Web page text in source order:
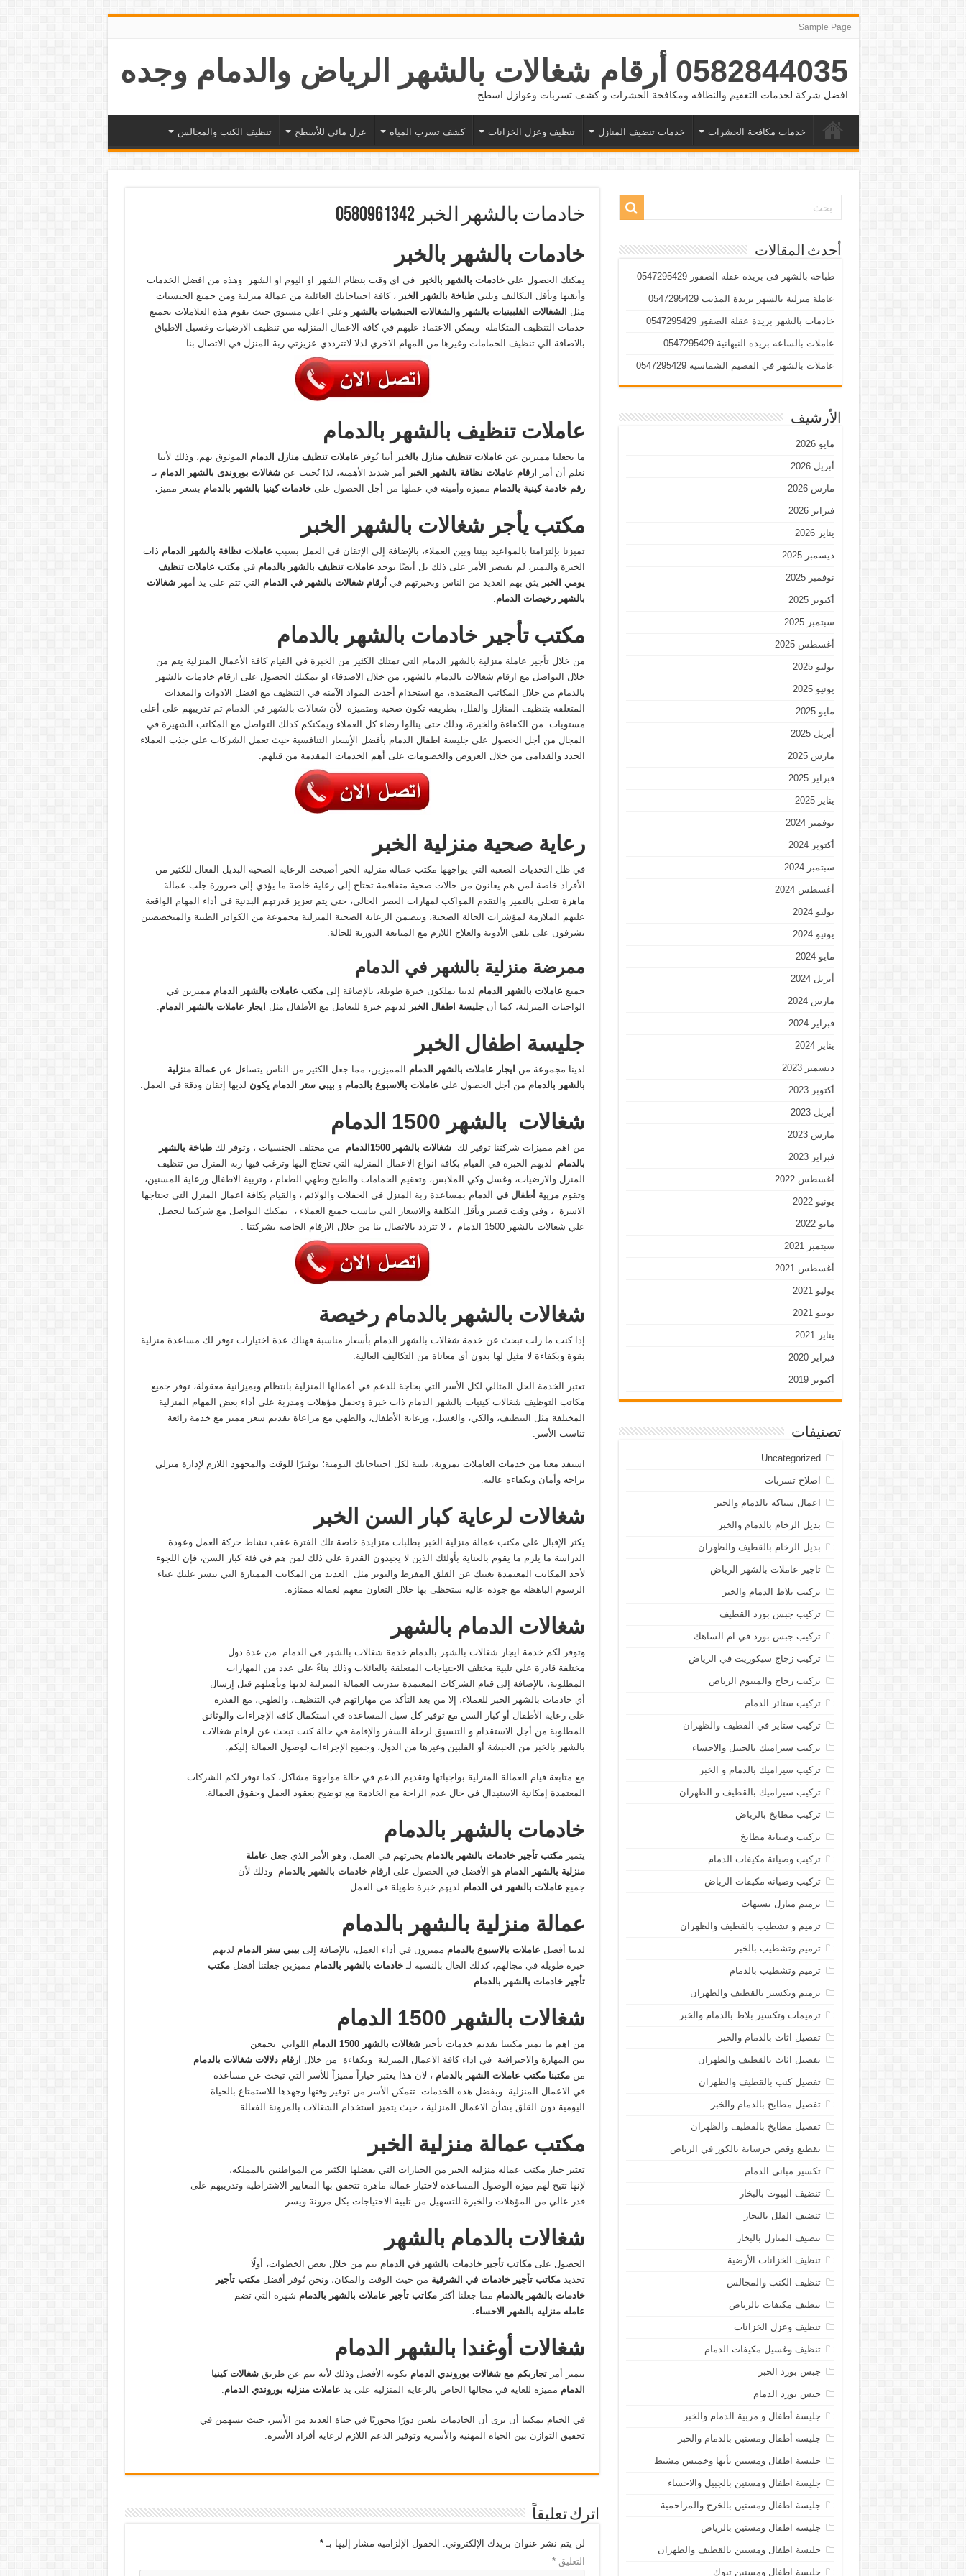
Sample Page
0582844035 أرقام شغالات بالشهر الرياض والدمام وجده
افضل شركة لخدمات التعقيم والنظافه ومكافحة الحشرات و كشف تسربات وعوازل اسطح
خدمات مكافحة الحشرات خدمات تنضيف المنازل تنظيف وعزل الخزانات كشف تسرب المياه عزل مائي للأسطح تنظيف الكنب والمجالس
خادمات بالشهر الخبر 0580961342
خادمات بالشهر بالخبر
يمكنك الحصول عليخادمات بالشهر بالخبر
في اي وقت بنظام الشهر او اليوم او الشهر وهذه من افضل الخدمات
وأتقنها وبأقل التكاليف وتلبيطباخة بالشهر الخبر ، كافة احتياجاتك العائلية من عمالة منزلية ومن جميع الجنسيات
مثل الشغالات الفلبينيات بالشهر والشغالات الحبشيات بالشهروعلي اعلي مستوي حيث تقوم هذه العلاملات بجميع
خدمات التنظيف المتكاملة ويمكن الاعتماد عليهم في كافة الاعمال المنزلية من تنظيف الارضيات وغسيل الاطباق
بالاضافة الي تنظيف الحمامات وغيرها من المهام الاخري لذلا لاتترددي عزيزتي ربة المنزل في الاتصال بنا .
عاملات تنظيف بالشهر بالدمام
ما يجعلنا مميزين عن عاملات تنظيف منازل بالخبر أننا نُوفر عاملات تنظيف منازل الدمام الموثوق بهم، وذلك لأننا
نعلم أن أمر
ارقام عاملات نظافة بالشهر الخبر أمر شديد الأهمية، لذا نُجيب عنشغالات بوروندى بالشهر الدمام بـ
رقم خادمة كينية بالدمام مميزة وأمينة في عملها من أجل الحصول علىخادمات كينيا بالشهر بالدمام بسعر مميز .
مكتب يأجر شغالات بالشهر الخبر
تميزنا بإلتزامنا بالمواعيد بيننا وبين العملاء، بالإضافة إلى الإتقان في العمل بسبب عاملات نظافة بالشهر الدمام ذات
الخبرة والتميز، لم يقتصر الأمر على ذلك بل أيضًا يوجد عاملات تنظيف بالشهر بالدمامفي مكتب عاملات تنظيف
يومي الخبر يثق بهم العديد من الناس وبخبرتهم في أرقام شغالات بالشهر في الدمام التي تتم على يد أمهر شغالات
بالشهر رخيصات الدمام.
مكتب تأجير خادمات بالشهر بالدمام
من خلال تأجير عاملة منزلية بالشهر الدمام التي تمتلك الكثير من الخبرة في القيام كافة الأعمال المنزلية يتم من
خلال التواصل مع ارقام شغالات بالدمام بالشهر، من خلال الاصدقاء او يمكنك الحصول على ارقام خادمات بالشهر
بالدمام من خلال المكاتب المعتمدة، مع استخدام أحدث المواد الآمنة في التنظيف مع افضل الادوات والمعدات
المتعلقة بتنظيف المنازل والفلل، بطريقة تكون صحية ومتميزة لأن شغالات بالشهر في الدمام تم تدريبهم على أعلى
مستويات من الكفاءة والخبرة، وذلك حتى ينالوا رضاء كل العملاء ويمكنكم كذلك التواصل مع المكاتب الشهيرة في
المجال من أجل الحصول على جليسة اطفال الدمام بأفضل الأٍسعار التنافسية حيث تعمل الشركات على جذب العملاء
الجدد والقدامى من خلال العروض والخصومات على أهم الخدمات المقدمة من قبلهم.
رعاية صحية منزلية الخبر
في ظل التحديات الصعبة التي يواجهها مكتب عمالة منزلية الخبر أصبحت الرعاية الصحية البديل الفعال للكثير من
الأفراد خاصة لمن هم يعانون من حالات صحية متفاقمة تحتاج إلى رعاية خاصة ما يؤدي إلى ضرورة جلب عمالة
ماهرة تتحلى بالتميز والتقدم المواكب لمهارات العصر الحالي، حتى يتم تعزيز قدرتهم البدنية في أداء المهام الواقعة
عليهم الملازمة لمؤشرات الحالة الصحية، وتتضمن الرعاية الصحية المنزلية مجموعة من الكوادر الطبية والمتخصصين
يشرفون على تلقي الأدوية والعلاج اللازم مع المتابعة الدورية للحالة.
ممرضة منزلية بالشهر في الدمام
جميع عاملات بالشهر الدمام لدينا يملكون خبرة طويلة، بالإضافة إلىمكتب عاملات بالشهر الدمام مميزين في
الواجبات المنزلية، كما أنجليسة اطفال الخبر لديهم خبرة للتعامل مع الأطفال مثل ايجار عاملات بالشهر الدمام.
جليسة اطفال الخبر
لدينا مجموعة من ايجار عاملات بالشهر الدمام المميزين، مما جعل الكثير من الناس يتساءل عن عمالة منزلية
بالشهر بالدمام من أجل الحصول على عاملات بالاسبوع بالدمام و بيبي ستر الدمام يكون لديها إتقان ودقة في العمل.
شغالات بالشهر 1500 الدمام
من اهم مميزات شركتنا توفير لكشغالات بالشهر 1500الدمام من مختلف الجنسيات ، وتوفر لكطباخة بالشهر
بالدمام لديهم الخبرة في القيام بكافة انواع الاعمال المنزلية التي تحتاج اليها وترغب فيها ربة المنزل من تنظيف
المنزل والارضيات، وغسل وكي الملابس، وتعقيم الحمامات والطبخ وطهي الطعام ، وتربية الاطفال ورعاية المسنين،
وتقوممربية أطفال في الدمام بمساعدة ربة المنزل في الحفلات والولائم ، والقيام بكافة اعمال المنزل التي تحتاجها
الاسرة ، وفي وقت قصير وبأقل التكلفة والاسعار التي تناسب جميع العملاء ، يمكنك التواصل مع شركتنا لتحصل
علي شغالات بالشهر 1500 الدمام ، لا تتردد بالاتصال بنا من خلال الارقام الخاصة بشركتنا .
شغالات بالشهر بالدمام رخيصة
إذا كنت ما زلت تبحث عن خدمة شغالات بالشهر الدمام بأسعار مناسبة فهناك عدة اختيارات توفر لك مساعدة منزلية
بقوة وبكفاءة لا مثيل لها بدون أي معاناة من التكاليف العالية.
تعتبر الخدمة الحل المثالي لكل الأسر التي بحاجة للدعم في أعمالها المنزلية بانتظام وبميزانية معقولة، توفر جميع
مكاتب التوظيف شغالات كينيات بالشهر الدمام ذات خبرة وتحمل مؤهلات ومدربة على أداء بعض المهام المنزلية
المختلفة مثل التنظيف، والكي، والغسل، ورعاية الأطفال، والطهي مع مراعاة تقديم سعر مميز مع خدمة رائعة
تناسب الأسر.
استفد معنا من خدمات العاملات بمرونة، تلبية لكل احتياجاتك اليومية؛ توفيرًا للوقت والمجهود اللازم لإدارة منزلي
براحة وأمان وبكفاءة عالية.
شغالات لرعاية كبار السن الخبر
يكثر الإقبال على مكتب عمالة منزلية الخبر بطلبات متزايدة خاصة تلك الفترة عقب نشاط حركة العمل وعودة
الدراسة ما يلزم ما يقوم بالعناية بأولئك الذين لا يجيدون القدرة على ذلك لمن هم في فئة كبار السن، فإن اللجوء
لأحد المكاتب المعتمدة يغنيك عن القلق المفرط والتوتر مثل العديد من المكاتب الممتازة التي تيسر عليك عناء
الرسوم الباهظة مع جودة عالية ستحظى بها خلال التعاون معهم لعمالة ممتازة.
شغالات الدمام بالشهر
وتوفر لكم خدمة ايجار شغالات بالشهر بالدمام خدمة شغالات بالشهر فى الدمام من عدة دول
مختلفة قادرة على تلبية مختلف الاحتياجات المتعلقة بالعائلات وذلك بناءً على عدد من المهارات
المطلوبة، بالإضافة إلى قيام الشركات المعتمدة بتدريب العمالة المنزلية لديها وتأهيلهم قبل إرسال
أي خادمات بالشهر الخبر للعملاء، إلا من بعد التأكد من مهاراتهم في التنظيف، والطهي، مع القدرة
على رعاية الأطفال أو كبار السن مع توفير كل سبل المساعدة في استكمال كافة الإجراءات والوثائق
المطلوبة من أجل الاستقدام و التنسيق لرحلة السفر والإقامة في حالة كنت تبحث عن ارقام شغالات
بالشهر بالخبر من الحبشة أو الفلبين وغيرها من الدول، وجميع الإجراءات لوصول العمالة إليكم.
مع متابعة قيام العمالة المنزلية بواجباتها وتقديم الدعم في حالة مواجهة مشاكل، كما توفر لكم الشركات
المعتمدة إمكانية الاستبدال في حال عدم الراحة مع الخادمة مع توضيح بعقود العمل وحقوق العمالة.
خادمات بالشهر بالدمام
يتميزمكتب تأجير خادمات بالشهر بالدمام بخبرتهم في العمل، وهو الأمر الذي جعل عاملة
منزلية بالشهر الدمام هو الأفضل في الحصول على ارقام خادمات بالشهر بالدمام
وذلك لأن
جميع عاملات بالشهر في الدمام لديهم خبرة طويلة في العمل.
عمالة منزلية بالشهر بالدمام
لدينا أفضل عاملات بالاسبوع بالدمام مميزون في أداء العمل، بالإضافة إلى بيبي ستر الدمام لديهم
خبرة طويلة في مجالهم، كذلك الحال بالنسبة لـخادمات بالشهر بالدمام مميزين جعلتنا أفضل مكتب
تأجير خادمات بالشهر بالدمام.
شغالات بالشهر 1500 الدمام
من اهم ما يميز مكتبنا تقديم خدمات تأجيرشغالات بالشهر 1500 الدمام اللواتي يجمعن
بين المهارة والاحترافية في اداء كافة الاعمال المنزلية وبكفاءة من خلال ارقام دلالات شغالات بالدمام
منمكتبنا مكتب عاملات الشهر بالدمام ، لان هذا يعتبر خياراً مميزاً للأسر التي تبحث عن مساعدة
في الاعمال المنزلية وبفضل هذه الخدمات تتمكن الأسر من توفير وفتها وجهدها للاستمتاع بالحياة
اليومية دون القلق بشأن الاعمال المنزلية ، حيث يتميز استخدام الشغالات بالمرونة الفعالة .
مكتب عمالة منزلية الخبر
تعتبر خيار مكتب عمالة منزلية الخبر من الخيارات التي يفضلها الكثير من المواطنين بالمملكة،
لإنها تتيح لهم ميزة الوصول المساعدة لاختيار عمالة ماهرة تتحقق بها المعايير الاشتراطية وتدريبهم على
قدر عالي من المؤهلات والخبرة للتسهيل من تلبية الاحتياجات بكل مرونة ويسر.
شغالات بالدمام بالشهر
الحصول علىمكاتب تأجير خادمات بالشهر في الدمام يتم من خلال بعض الخطوات، أولًا
تحديدمكاتب تأجير خادمات في الشرقية من حيث الوقت والمكان، ونحن نُوفر أفضلمكتب تأجير
خادمات بالشهر بالدمام مما جعلنا أكثرمكاتب تأجير عاملات بالشهر بالدمام شهرة التي تضم
عامله منزليه بالشهر الاحساء.
شغالات أوغندا بالشهر الدمام
يتميز أمرتجاربكم مع شغالات بوروندي الدمام بكونه الأفضل وذلك لأنه يتم عن طريقشغالات كينيا
الدمام مميزة للغاية في مجالها الخاص بالرعاية المنزلية على يد عاملات منزليه بوروندي الدمام.
في الختام يمكننا أن نرى أن الخادمات يلعبن دورًا محوريًا في حياة العديد من الأسر، حيث يسهمن في
تحقيق التوازن بين الحياة المهنية والأسرية وتوفير الدعم اللازم لرعاية أفراد الأسرة.
اترك تعليقاً
لن يتم نشر عنوان بريدك الإلكتروني. الحقول الإلزامية مشار إليها بـ*
التعليق*
أحدث المقالات
طباخه بالشهر فى بريدة عقلة الصقور 0547295429
عاملة منزلية بالشهر بريدة المذنب 0547295429
خادمات بالشهر بريدة عقلة الصقور 0547295429
عاملات بالساعه بريده النبهانية 0547295429
عاملات بالشهر في القصيم الشماسية 0547295429
الأرشيف
مايو 2026
أبريل 2026
مارس 2026
فبراير 2026
يناير 2026
ديسمبر 2025
نوفمبر 2025
أكتوبر 2025
سبتمبر 2025
أغسطس 2025
يوليو 2025
يونيو 2025
مايو 2025
أبريل 2025
مارس 2025
فبراير 2025
يناير 2025
نوفمبر 2024
أكتوبر 2024
سبتمبر 2024
أغسطس 2024
يوليو 2024
يونيو 2024
مايو 2024
أبريل 2024
مارس 2024
فبراير 2024
يناير 2024
ديسمبر 2023
أكتوبر 2023
أبريل 2023
مارس 2023
فبراير 2023
أغسطس 2022
يونيو 2022
مايو 2022
سبتمبر 2021
أغسطس 2021
يوليو 2021
يونيو 2021
يناير 2021
فبراير 2020
أكتوبر 2019
تصنيفات
Uncategorized
اصلاح تسربات
اعمال سباكه بالدمام والخبر
بديل الرخام بالدمام والخبر
بديل الرخام بالقطيف والظهران
تاجير عاملات بالشهر الرياض
تركيب بلاط الدمام والخبر
تركيب جبس بورد القطيف
تركيب جبس بورد في ام الساهك
تركيب زجاج سيكوريت في الرياض
تركيب زحاح والمنيوم الرياض
تركيب ستائر الدمام
تركيب ستاير في القطيف والظهران
تركيب سيراميك بالجبيل والاحساء
تركيب سيراميك بالدمام و الخبر
تركيب سيراميك بالقطيف و الظهران
تركيب مطابخ بالرياض
تركيب وصيانة مطابخ
تركيب وصيانة مكيفات الدمام
تركيب وصيانة مكيفات الرياض
ترميم منازل بسيهات
ترميم و تشطيب بالقطيف والظهران
ترميم وتشطيب بالخبر
ترميم وتشطيب بالدمام
ترميم وتكسير بالقطيف والظهران
ترميمات وتكسير بلاط بالدمام والخبر
تفصيل اثاث بالدمام والخبر
تفصيل اثاث بالقطيف والظهران
تفصيل كنب بالقطيف والظهران
تفصيل مطابخ بالدمام والخبر
تفصيل مطايخ بالقطيف والظهران
تقطيع وقص خرسانة بالكور في الرياض
تكسير مباني الدمام
تنضيف البيوت بالبخار
تنضيف الفلل بالبخار
تنضيف المنازل بالبخار
تنظيف الخزانات الأرضية
تنظيف الكنب والمجالس
تنظيف مكيفات بالرياض
تنظيف وعزل الخزانات
تنظيف وغسيل مكيفات الدمام
جبس بورد الخبر
جبس بورد الدمام
جليسة أطفال و مربية الدمام والخبر
جليسة أطفال ومسنين بالدمام والخبر
جليسة اطفال ومسنين بأبها وخميس مشيط
جليسة اطفال ومسنين بالجبيل والاحساء
جليسة اطفال ومسنين بالخرج والمزاحمية
جليسة اطفال ومسنين بالرياض
جليسة اطفال ومسنين بالقطيف والظهران
جليسة اطفال ومسنين تبوك